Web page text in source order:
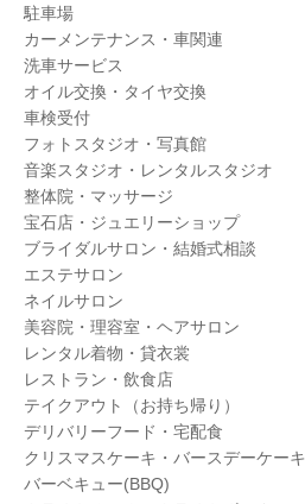
駐車場
カーメンテナンス・車関連
洗車サービス
オイル交換・タイヤ交換
車検受付
フォトスタジオ・写真館
音楽スタジオ・レンタルスタジオ
整体院・マッサージ
宝石店・ジュエリーショップ
ブライダルサロン・結婚式相談
エステサロン
ネイルサロン
美容院・理容室・ヘアサロン
レンタル着物・貸衣裳
レストラン・飲食店
テイクアウト（お持ち帰り）
デリバリーフード・宅配食
クリスマスケーキ・バースデーケーキ
バーベキュー(BBQ)